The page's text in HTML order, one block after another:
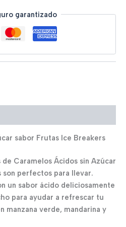
garantizado
sabor Frutas Ice Breakers
Caramelos Ácidos sin Azúcar
son perfectos para llevar.
un sabor ácido deliciosamente
para ayudar a refrescar tu
manzana verde, mandarina y